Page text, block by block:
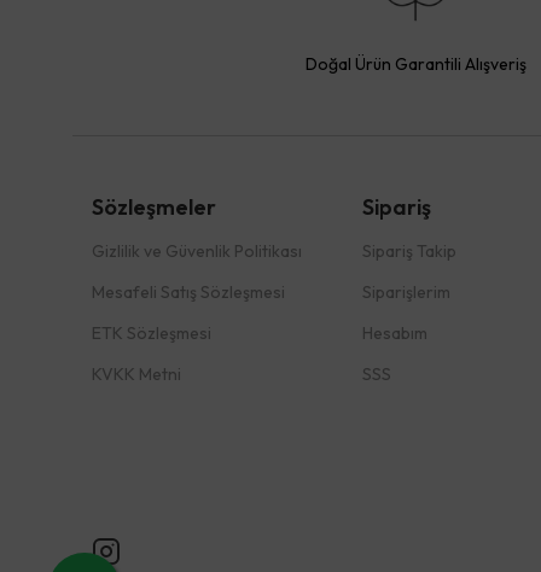
Doğal Ürün Garantili Alışveriş
Sözleşmeler
Gizlilik ve Güvenlik Politikası
Mesafeli Satış Sözleşmesi
ETK Sözleşmesi
KVKK Metni
Sipariş
Sipariş Takip
Siparişlerim
Hesabım
SSS